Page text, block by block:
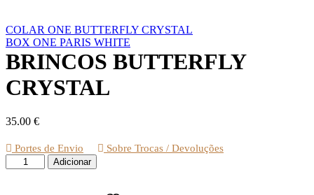
COLAR ONE BUTTERFLY CRYSTAL
BOX ONE PARIS WHITE
BRINCOS BUTTERFLY
CRYSTAL
35.00 €
Portes de Envio Sobre Trocas / Devoluções
Quantidade
de
Adicionar